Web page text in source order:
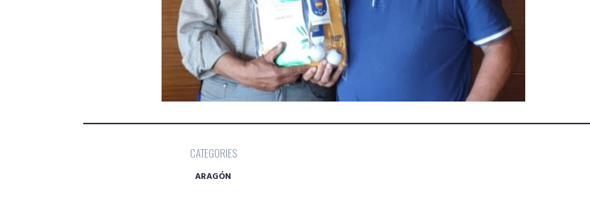
CATEGORIES
ARAGÓN